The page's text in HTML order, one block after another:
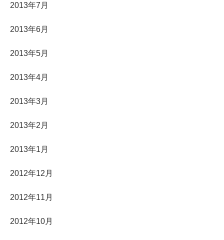
2013年7月
2013年6月
2013年5月
2013年4月
2013年3月
2013年2月
2013年1月
2012年12月
2012年11月
2012年10月